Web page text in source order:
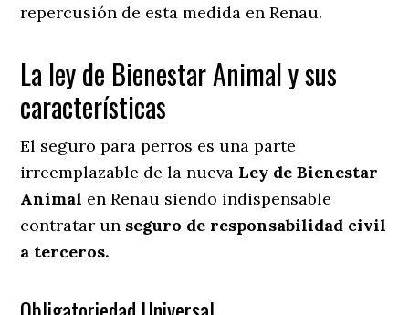
repercusión de esta medida en Renau.
La ley de Bienestar Animal y sus
características
El seguro para perros es una parte
irreemplazable de la nueva Ley de Bienestar
Animal en Renau siendo indispensable
contratar un seguro de responsabilidad civil
a terceros.